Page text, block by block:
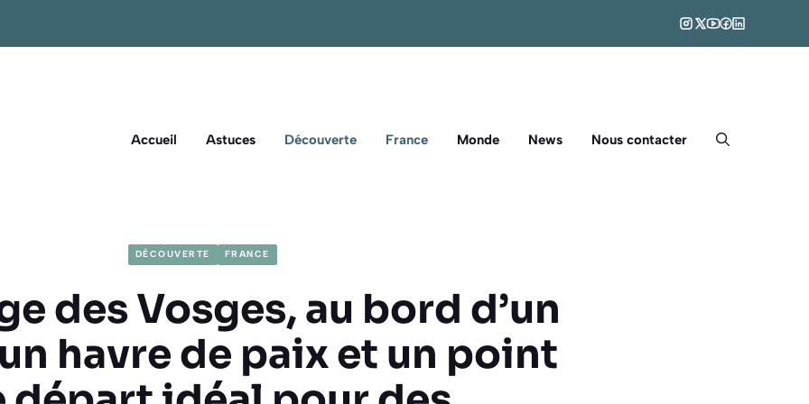
Accueil Astuces Découverte France Monde News Nous contacter
DÉCOUVERTE FRANCE
des Vosges, au bord d’un
havre de paix et un point